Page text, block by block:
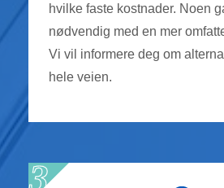
hvilke faste kostnader. Noen
nødvendig med en mer
Vi vil informere deg om
hele veien.